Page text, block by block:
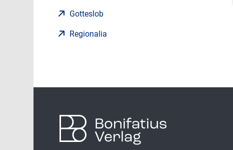
Gotteslob
Regionalia
Bonifatius
Verlag